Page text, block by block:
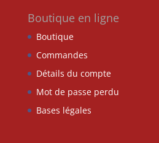
Boutique en ligne
Boutique
Commandes
Détails du compte
Mot de passe perdu
Bases légales